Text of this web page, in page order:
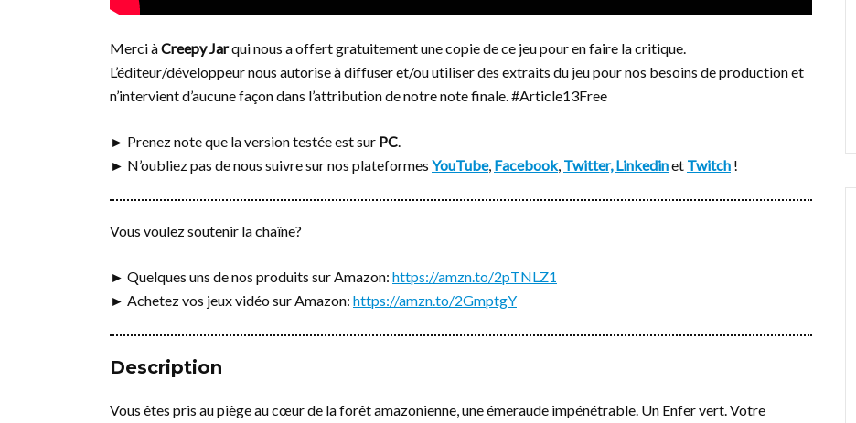
Merci àCreepy Jarqui nous a offert gratuitement une copie de ce jeu pour en faire la critique.
L’éditeur/développeur nous autorise à diffuser et/ou utiliser des extraits du jeu pour nos besoins de production et
n’intervient d’aucune façon dans l’attribution de notre note finale. #Article13Free
► Prenez note que la version testée est sur PC.
► N’oubliez pas de nous suivre sur nos plateformes YouTube, Facebook, Twitter, Linkedinet Twitch !
Vous voulez soutenir la chaîne?
► Quelques uns de nos produits sur Amazon: https://amzn.to/2pTNLZ1
► Achetez vos jeux vidéo sur Amazon: https://amzn.to/2GmptgY
Description
Vous êtes pris au piège au cœur de la forêt amazonienne, une émeraude impénétrable. Un Enfer vert. Votre